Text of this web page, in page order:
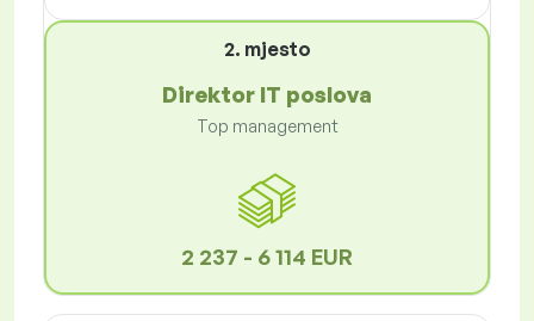
2. mjesto
Direktor IT poslova
Top management
2 237 - 6 114 EUR